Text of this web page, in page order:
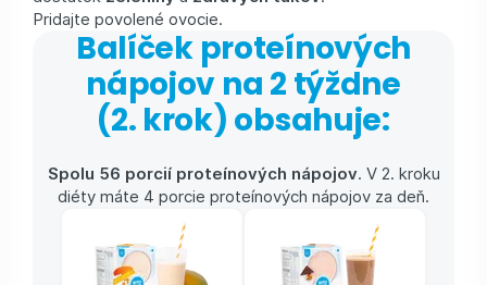
Pridajte povolené ovocie.
Balíček proteínových
nápojov na 2 týždne
(2. krok) obsahuje:
Spolu 56 porcií proteínových nápojov. V 2. kroku
diéty máte 4 porcie proteínových nápojov za deň.